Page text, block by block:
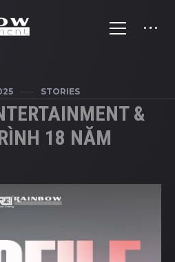
STORIES
&
18 NĂM